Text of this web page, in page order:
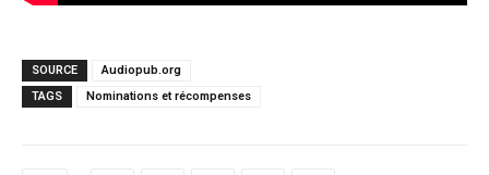
SOURCE
Audiopub.org
TAGS
Nominations et récompenses